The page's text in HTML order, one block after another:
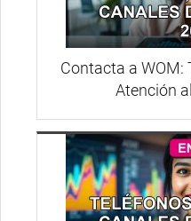
Contacta a WOM:
Atención